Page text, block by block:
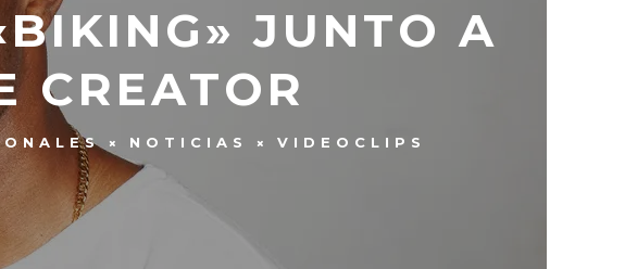
JUNTO A
CREATOR
NOTICIAS VIDEOCLIPS